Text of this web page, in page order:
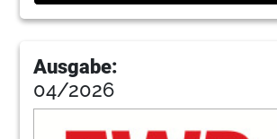
122Tipps
Ausgabe:
04/2026